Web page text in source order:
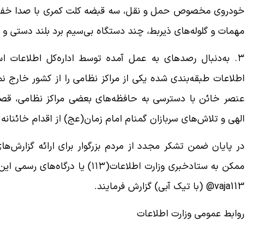
خودروی مخصوص حمل و نقل، سه قبضه کلت کمری با صدا
مهمات و گلوله‌های ذیربط، چند دستگاه بی‌سیم برد بلند دستی
۳. به‌دنبال رصدهای به عمل آمده توسط اداره‌کل
اطلاعات طبقه‌بندی شده یکی از مراکز نظامی را از کشور
عنصر خائن با دسترسی به حافظه‌های بعضی مراکز نظامی،
الهی و تلاش‌های سربازان گمنام امام زمان(عج) از اقدام
در پایان ضمن تشکر مجدد از مردم بزرگوار برای ارائه
ممکن به ستادخبری وزارت
vaja113@ (با تیک آبی) گزارش فرمایند.
روابط عمومی وزارت اطلاعات
لحظه حمله به بیت
پزشکیان: از حد و حدود خودمان دفاع